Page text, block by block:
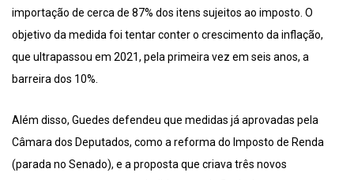
importação de cerca de 87% dos itens sujeitos ao imposto. O
objetivo da medida foi tentar conter o crescimento da inflação,
que ultrapassou em 2021, pela primeira vez em seis anos, a
barreira dos 10%.
Além disso, Guedes defendeu que medidas já aprovadas pela
Câmara dos Deputados, como a reforma do Imposto de Renda
(parada no Senado), e a proposta que criava três novos